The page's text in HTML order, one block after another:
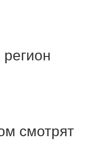
смотрят